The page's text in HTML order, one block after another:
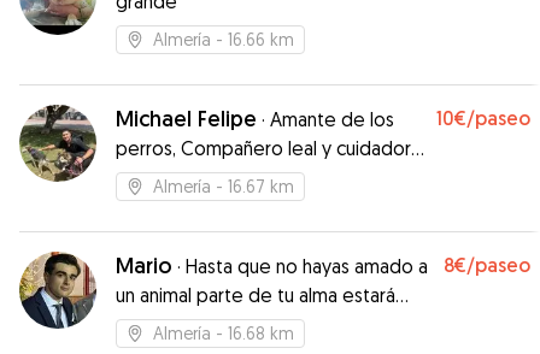
Almería - 16.66 km
Michael Felipe · Amante de los
perros, Compañero leal y cuidador
dedicado
10€/paseo
Almería - 16.67 km
Mario · Hasta que no hayas amado a
un animal parte de tu alma estará
dormida
8€/paseo
Almería - 16.68 km